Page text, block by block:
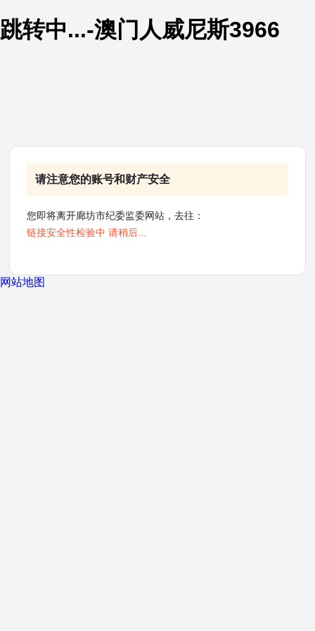
跳转中...-澳门人威尼斯3966
请注意您的账号和财产安全
您即将离开廊坊市纪委监委网站，去往：
链接安全性检验中 请稍后...
网站地图